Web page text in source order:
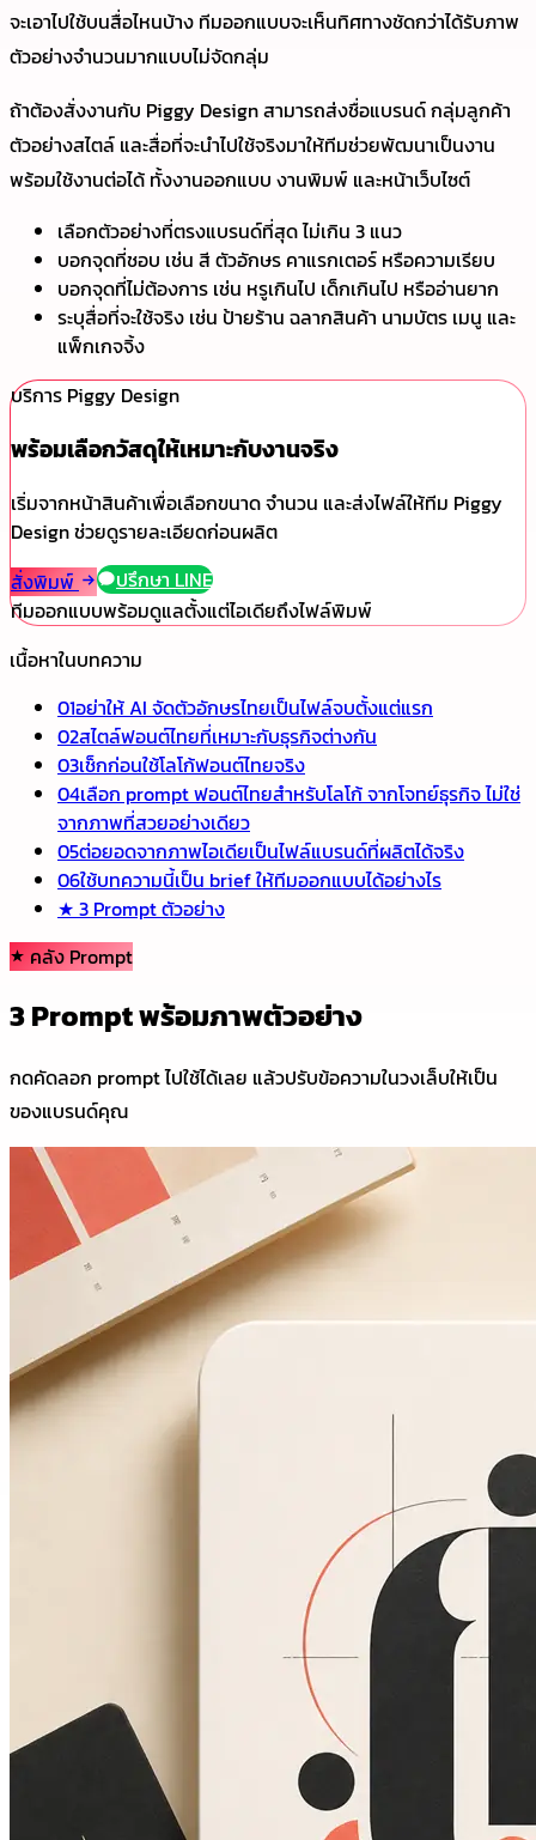
จะเอาไปใช้บนสื่อไหนบ้าง ทีมออกแบบจะเห็นทิศทางชัดกว่าได้รับภาพ
ตัวอย่างจำนวนมากแบบไม่จัดกลุ่ม
ถ้าต้องสั่งงานกับ Piggy Design สามารถส่งชื่อแบรนด์ กลุ่มลูกค้า
ตัวอย่างสไตล์ และสื่อที่จะนำไปใช้จริงมาให้ทีมช่วยพัฒนาเป็นงาน
พร้อมใช้งานต่อได้ ทั้งงานออกแบบ งานพิมพ์ และหน้าเว็บไซต์
เลือกตัวอย่างที่ตรงแบรนด์ที่สุด ไม่เกิน 3 แนว
บอกจุดที่ชอบ เช่น สี ตัวอักษร คาแรกเตอร์ หรือความเรียบ
บอกจุดที่ไม่ต้องการ เช่น หรูเกินไป เด็กเกินไป หรืออ่านยาก
ระบุสื่อที่จะใช้จริง เช่น ป้ายร้าน ฉลากสินค้า นามบัตร เมนู และ
แพ็กเกจจิ้ง
บริการ Piggy Design
พร้อมเลือกวัสดุให้เหมาะกับงานจริง
เริ่มจากหน้าสินค้าเพื่อเลือกขนาด จำนวน และส่งไฟล์ให้ทีม Piggy
Design ช่วยดูรายละเอียดก่อนผลิต
สั่งพิมพ์
ปรึกษา LINE
ทีมออกแบบพร้อมดูแลตั้งแต่ไอเดียถึงไฟล์พิมพ์
เนื้อหาในบทความ
01อย่าให้ AI จัดตัวอักษรไทยเป็นไฟล์จบตั้งแต่แรก
02สไตล์ฟอนต์ไทยที่เหมาะกับธุรกิจต่างกัน
03เช็กก่อนใช้โลโก้ฟอนต์ไทยจริง
04เลือก prompt ฟอนต์ไทยสำหรับโลโก้ จากโจทย์ธุรกิจ ไม่ใช่
จากภาพที่สวยอย่างเดียว
05ต่อยอดจากภาพไอเดียเป็นไฟล์แบรนด์ที่ผลิตได้จริง
06ใช้บทความนี้เป็น brief ให้ทีมออกแบบได้อย่างไร
★ 3 Prompt ตัวอย่าง
คลัง Prompt
3 Prompt พร้อมภาพตัวอย่าง
กดคัดลอก prompt ไปใช้ได้เลย แล้วปรับข้อความในวงเล็บให้เป็น
ของแบรนด์คุณ